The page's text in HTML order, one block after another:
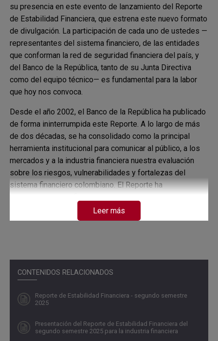
CONTENIDOS RELACIONADOS
Reporte de Estabilidad Financiera - segundo semestre
2025
Presentación del Reporte de Estabilidad Financiera del
segundo semestre 2025 para la industria financiera
su presencia en este evento de lanzamiento del Reporte
de Estabilidad Financiera, que estrena este nuevo formato
de divulgación. La participación de cada uno de ustedes —
representantes del sistema financiero, de las entidades
que conforman la red de seguridad financiera del país, y
del Banco de la República, tanto de su Junta Directiva
como del equipo técnico— es fundamental para la labor
que hoy nos convoca.
Desde el año 2002, el Banco de la República ha publicado
de forma ininterrumpida este Reporte. A lo largo de más
de dos décadas, se ha consolidado como la principal
herramienta institucional para comunicar al público, a los
mercados y a la industria financiera nuestra evaluación
sobre los riesgos, vulnerabilidades y fortalezas del
sistema financiero colombiano. El Reporte ha
metodologías más robustas, análisis más profundos y un
diálogo cada vez más fluido con la industria.
un paso adicional en ese camino: busca abrir un espacio
conoce los resultados, sino que también contribuye con
Para efectos del Reporte, el concepto de estabilidad
Leer más